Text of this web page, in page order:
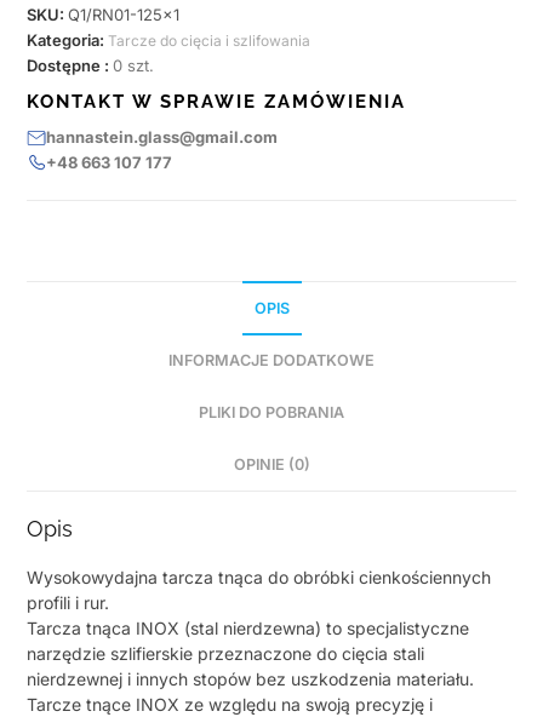
SKU:Q1/RN01-125x1
Kategoria:Tarcze do cięcia i szlifowania
Dostępne :0 szt.
KONTAKT W SPRAWIE ZAMÓWIENIA
hannastein.glass@gmail.com
+48 663 107 177
OPIS
INFORMACJE DODATKOWE
PLIKI DO POBRANIA
OPINIE (0)
Opis
Wysokowydajna tarcza tnąca do obróbki cienkościennych
profili i rur.
Tarcza tnąca INOX (stal nierdzewna) to specjalistyczne
narzędzie szlifierskie przeznaczone do cięcia stali
nierdzewnej i innych stopów bez uszkodzenia materiału.
Tarcze tnące INOX ze względu na swoją precyzję i